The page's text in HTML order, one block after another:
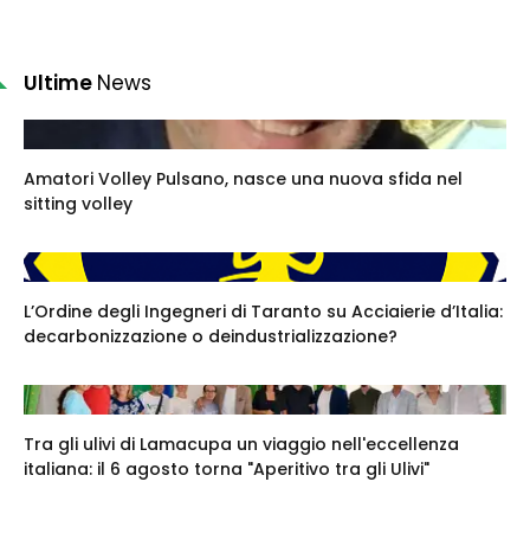
Ultime News
Amatori Volley Pulsano, nasce una nuova sfida nel
sitting volley
L’Ordine degli Ingegneri di Taranto su Acciaierie d’Italia:
decarbonizzazione o deindustrializzazione?
Tra gli ulivi di Lamacupa un viaggio nell'eccellenza
italiana: il 6 agosto torna "Aperitivo tra gli Ulivi"